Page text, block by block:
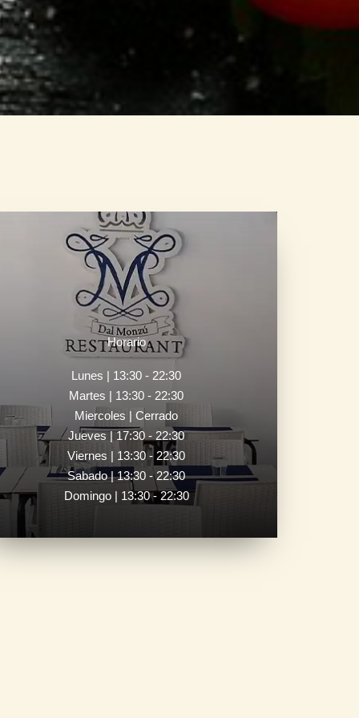
Horario
Lunes | 13:30 - 22:30
Martes | 13:30 - 22:30
Miercoles | Cerrado
Jueves | 17:30 - 22:30
Viernes | 13:30 - 22:30
Sabado | 13:30 - 22:30
Domingo | 13:30 - 22:30